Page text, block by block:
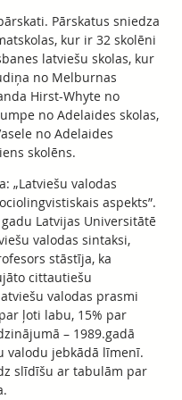
Pārskatus sniedza
kur ir 32 skolēni
latviešu skolas, kur
no Melburnas
Hirst-Whyte no
no Adelaides skolas,
no Adelaides
skolēns.
„Latviešu valodas
aspekts”.
Latvijas Universitātē
valodas sintaksi,
stāstīja, ka
cittautiešu
valodas prasmi
ļoti labu, 15% par
– 1989.gadā
valodu jebkādā līmenī.
slīdīšu ar tabulām par